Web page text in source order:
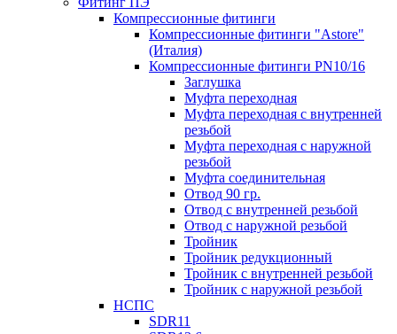
Компрессионные фитинги
Компрессионные фитинги "Astore"
(Италия)
Компрессионные фитинги PN10/16
Заглушка
Муфта переходная
Муфта переходная с внутренней
резьбой
Муфта переходная с наружной
резьбой
Муфта соединительная
Отвод 90 гр.
Отвод с внутренней резьбой
Отвод с наружной резьбой
Тройник
Тройник редукционный
Тройник с внутренней резьбой
Тройник с наружной резьбой
НСПС
SDR11